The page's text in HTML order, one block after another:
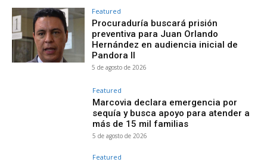
Featured
Procuraduría buscará prisión
preventiva para Juan Orlando
Hernández en audiencia inicial de
Pandora II
5 de agosto de 2026
Featured
Marcovia declara emergencia por
sequía y busca apoyo para atender a
más de 15 mil familias
5 de agosto de 2026
Featured